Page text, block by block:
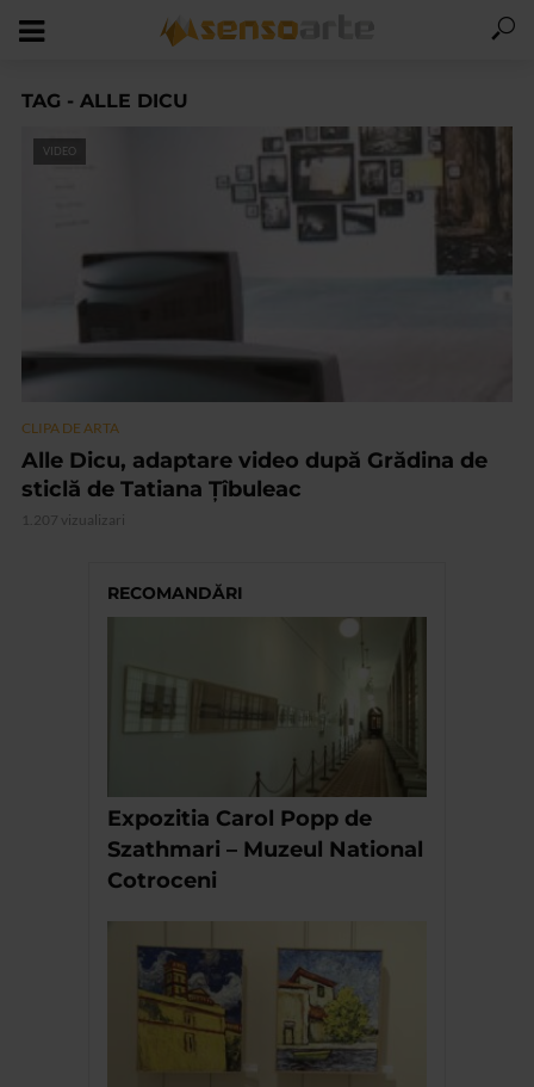
TAG - ALLE DICU
VIDEO
CLIPA DE ARTA
Alle Dicu, adaptare video după Grădina de
sticlă de Tatiana Țîbuleac
1.207 vizualizari
RECOMANDĂRI
Expozitia Carol Popp de
Szathmari – Muzeul National
Cotroceni